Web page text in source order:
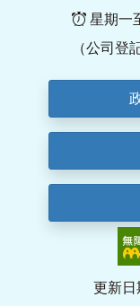
星期一
（公司登
更新日